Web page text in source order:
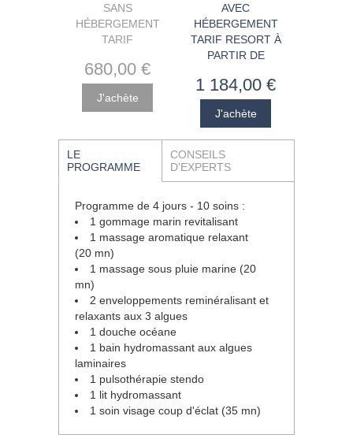
SANS
HÉBERGEMENT
TARIF
680,00 €
AVEC
HÉBERGEMENT
TARIF RESORT À
PARTIR DE
1 184,00 €
LE
PROGRAMME
CONSEILS
D'EXPERTS
Programme de 4 jours - 10 soins :
1 gommage marin revitalisant
1 massage aromatique relaxant
(20 mn)
1 massage sous pluie marine (20
mn)
2 enveloppements reminéralisant et
relaxants aux 3 algues
1 douche océane
1 bain hydromassant aux algues
laminaires
1 pulsothérapie stendo
1 lit hydromassant
1 soin visage coup d'éclat (35 mn)